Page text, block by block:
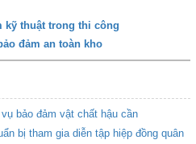
kỹ thuật trong thi công
đảm an toàn kho
bảo đảm vật chất hậu cần
bị tham gia diễn tập hiệp đồng quân